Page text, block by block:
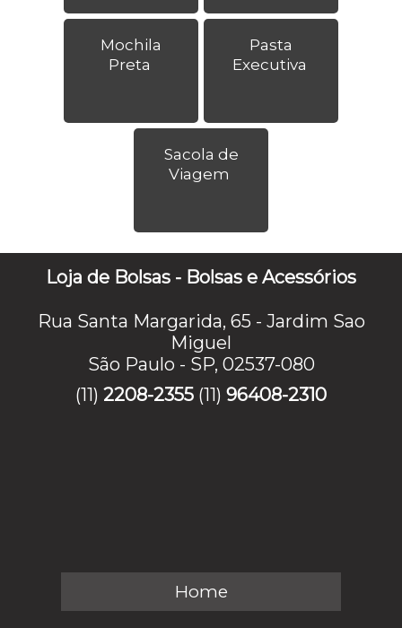
Mochila
Preta
Pasta
Executiva
Sacola de
Viagem
Loja de Bolsas - Bolsas e Acessórios
Rua Santa Margarida, 65 - Jardim Sao
Miguel
São Paulo - SP, 02537-080
(11) 2208-2355 (11) 96408-2310
Home